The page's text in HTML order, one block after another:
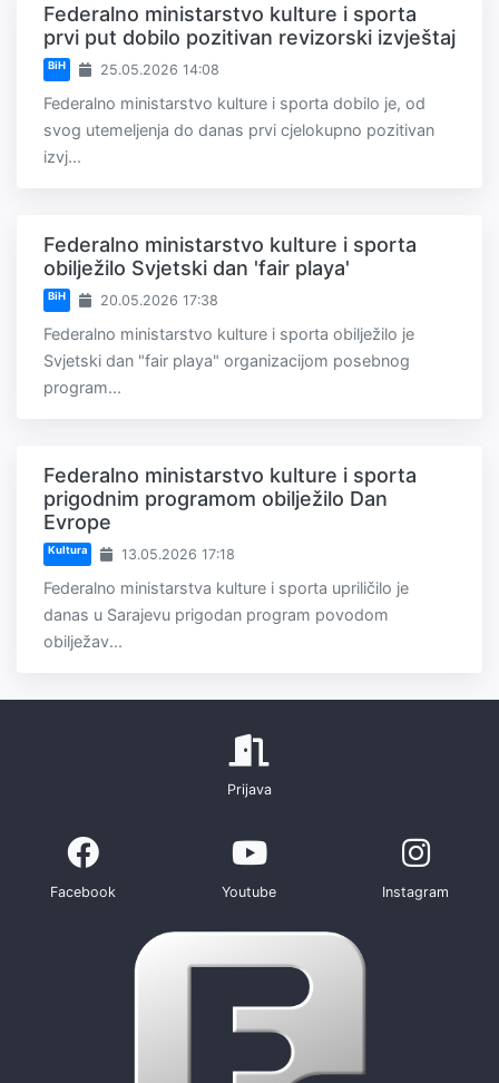
Federalno ministarstvo kulture i sporta
prvi put dobilo pozitivan revizorski izvještaj
BiH 25.05.2026 14:08
Federalno ministarstvo kulture i sporta dobilo je, od
svog utemeljenja do danas prvi cjelokupno pozitivan
izvj...
Federalno ministarstvo kulture i sporta
obilježilo Svjetski dan 'fair playa'
BiH 20.05.2026 17:38
Federalno ministarstvo kulture i sporta obilježilo je
Svjetski dan "fair playa" organizacijom posebnog
program...
Federalno ministarstvo kulture i sporta
prigodnim programom obilježilo Dan
Evrope
Kultura 13.05.2026 17:18
Federalno ministarstva kulture i sporta upriličilo je
danas u Sarajevu prigodan program povodom
obilježav...
Prijava
Facebook Youtube Instagram